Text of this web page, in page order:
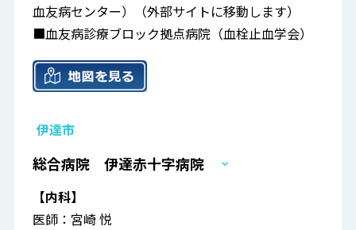
血友病センター）
（外部サイトに移動します）
■血友病診療ブロック拠点病院（血栓止血学会）
伊達市
総合病院 伊達赤十字病院
【内科】
医師：宮崎 悦